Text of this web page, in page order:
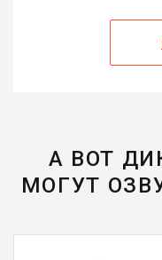
А ВОТ
МОГУТ